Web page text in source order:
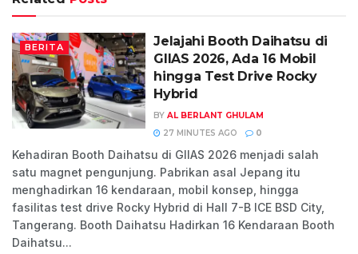
BERITA
Jelajahi Booth Daihatsu di
GIIAS 2026, Ada 16 Mobil
hingga Test Drive Rocky
Hybrid
BY AL BERLANT GHULAM
27 MINUTES AGO
0
Kehadiran Booth Daihatsu di GIIAS 2026 menjadi salah
satu magnet pengunjung. Pabrikan asal Jepang itu
menghadirkan 16 kendaraan, mobil konsep, hingga
fasilitas test drive Rocky Hybrid di Hall 7-B ICE BSD City,
Tangerang. Booth Daihatsu Hadirkan 16 Kendaraan Booth
Daihatsu...